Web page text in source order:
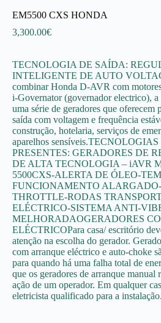
EM5500 CXS HONDA
3,300.00€
TECNOLOGIA DE SAÍDA:
INTELIGENTE DE AUTO
combinar Honda D-AVR com
i-Governator (governador electrico),
uma série de geradores que oferecem
saída com voltagem e frequência
construção, hotelaria, serviços de
aparelhos
PRESENTES: GERADORES DE
DE ALTA TECNOLOGIA – iAVR
5500CXS-ALERTA DE ÓLEO-
FUNCIONAMENTO
THROTTLE-RODAS
ELÉCTRICO-SISTEMA ANTI-
MELHORADAOGERADORES
ELÉCTRICOPara casa/ escritório
atenção na escolha do gerador.
com arranque eléctrico e auto-choke
para quando há uma falha total de
que os geradores de arranque manual
ação de um operador. Em qualquer
eletricista qualificado para a instalação.